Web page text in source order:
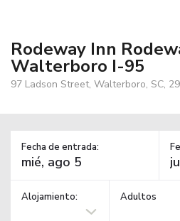
Rodeway Inn
Walterboro I-95
97 Ladson Street, Walterboro, SC,
Fecha de entrada:
Alojamiento: Adultos